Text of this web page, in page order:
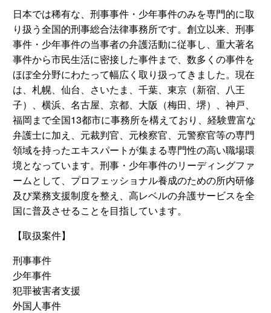
日本では稀有な、刑事事件・少年事件のみを専門的に取
り扱う全国的刑事総合法律事務所です。創立以来、刑事
事件・少年事件の当事者の弁護活動に従事し、重大著名
事件から市民生活に密接した事件まで、数多くの事件を
ほぼ全分野にわたって幅広く取り扱ってきました。現在
は、札幌、仙台、さいたま、千葉、東京（新宿、八王
子）、横浜、名古屋、京都、大阪（梅田、堺）、神戸、
福岡まで全国13都市に事務所を構えており、経験豊富な
弁護士に加え、元裁判官、元検察官、元警察官等の専門
領域を持ったエキスパートが集まる専門性の高い職場環
境となっています。刑事・少年事件のリーディングファ
ームとして、プロフェッショナル養成のための所内研修
及び業務支援制度を整え、高レベルの弁護サービスを全
国に普及させることを目指しています。
【取扱案件】
刑事事件
少年事件
犯罪被害者支援
外国人事件